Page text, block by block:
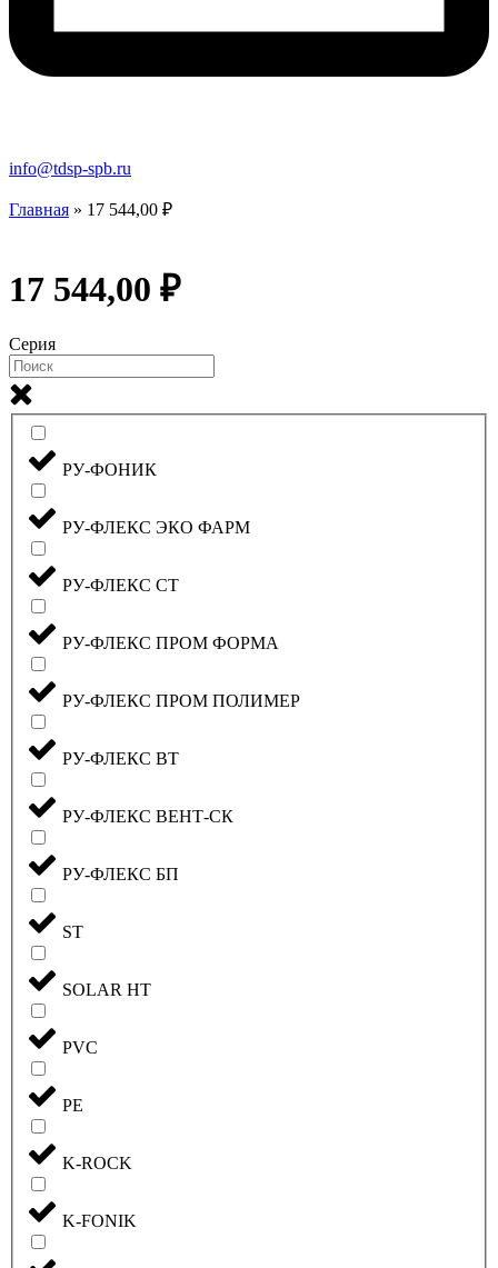
info@tdsp-spb.ru
Главная » 17 544,00 ₽
17 544,00 ₽
Серия
РУ-ФОНИК
РУ-ФЛЕКС ЭКО ФАРМ
РУ-ФЛЕКС СТ
РУ-ФЛЕКС ПРОМ ФОРМА
РУ-ФЛЕКС ПРОМ ПОЛИМЕР
РУ-ФЛЕКС ВТ
РУ-ФЛЕКС ВЕНТ-СК
РУ-ФЛЕКС БП
ST
SOLAR HT
PVC
PE
K-ROCK
K-FONIK